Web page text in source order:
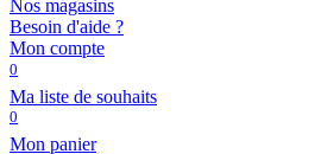
Nos magasins
Besoin d'aide ?
Mon compte
0
Ma liste de souhaits
0
Mon panier